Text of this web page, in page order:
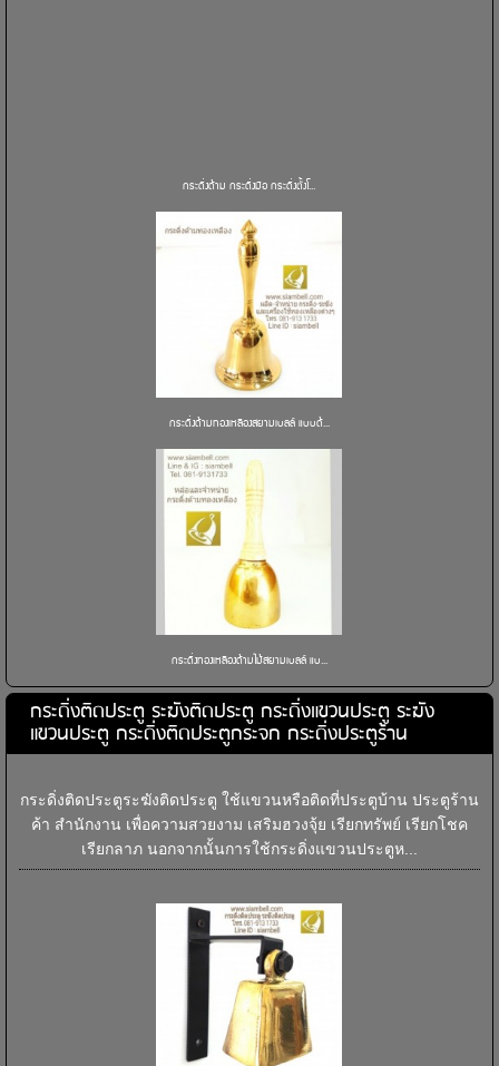
กระดิ่งด้าม กระดิ่งมือ กระดิ่งตั้งโ...
กระดิ่งด้ามทองเหลืองสยามเบลล์ แบบด้...
กระดิ่งทองเหลืองด้ามไม้สยามเบลล์ แบ...
กระดิ่งติดประตู ระฆังติดประตู กระดิ่งแขวนประตู ระฆัง
แขวนประตู กระดิ่งติดประตูกระจก กระดิ่งประตูร้าน
กระดิ่งติดประตูระฆังติดประตู ใช้แขวนหรือติดที่ประตูบ้าน ประตูร้าน
ค้า สำนักงาน เพื่อความสวยงาม เสริมฮวงจุ้ย เรียกทรัพย์ เรียกโชค
เรียกลาภ นอกจากนั้นการใช้กระดิ่งแขวนประตูห...